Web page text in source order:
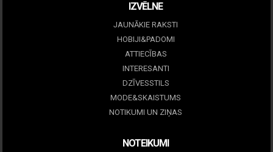
IZVĒLNE
JAUNĀKIE RAKSTI
HOBIJI&PADOMI
ATTIECĪBAS
INTERESANTI
DZĪVESSTILS
MODE&SKAISTUMS
NOTIKUMI UN ZIŅAS
NOTEIKUMI